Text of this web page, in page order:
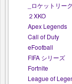
_ロケットリー
２XKO
Apex Legends
Call of Duty
eFootball
FIFA シリーズ
Fortnite
League of